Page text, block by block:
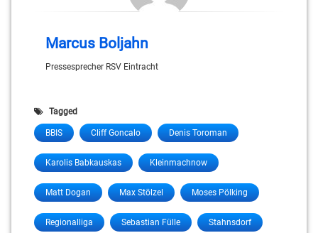
Marcus Boljahn
Pressesprecher RSV Eintracht
Tagged
BBIS Cliff Goncalo Denis Toroman
Karolis Babkauskas Kleinmachnow
Matt Dogan Max Stölzel Moses Pölking
Regionalliga Sebastian Fülle Stahnsdorf